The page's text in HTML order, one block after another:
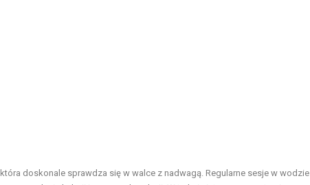
doskonale sprawdza się w walce z nadwagą. Regularne sesje w wodzie